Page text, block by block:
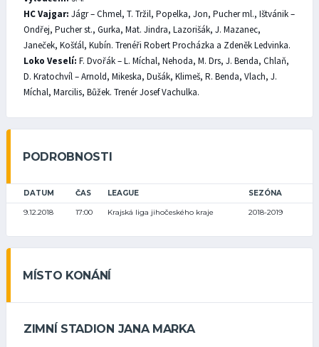
HC Vajgar: Jágr – Chmel, T. Tržil, Popelka, Jon, Pucher ml., Ištvánik –
Ondřej, Pucher st., Gurka, Mat. Jindra, Lazorišák, J. Mazanec,
Janeček, Košťál, Kubín. Trenéři Robert Procházka a Zdeněk Ledvinka.
Loko Veselí: F. Dvořák – L. Míchal, Nehoda, M. Drs, J. Benda, Chlaň,
D. Kratochvíl – Arnold, Mikeska, Dušák, Klimeš, R. Benda, Vlach, J.
Míchal, Marcilis, Bůžek. Trenér Josef Vachulka.
PODROBNOSTI
DATUM ČAS LEAGUE SEZÓNA
9.12.2018 17:00 Krajská liga jihočeského kraje 2018-2019
MÍSTO KONÁNÍ
ZIMNÍ STADION JANA MARKA